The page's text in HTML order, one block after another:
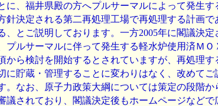
に、福井県殿の方へプルサーマルによって発生す
針決定される第二再処理工場で再処理する計画で
、とご説明しております。一方2005年に閣議決定
プルサーマルに伴って発生する軽水炉使用済ＭＯ
から検討を開始するとされていますが、再処理す
に貯蔵・管理することに変わりはなく、改めてご
。なお、原子力政策大綱については策定の段階か
議されており、閣議決定後もホームページなどで